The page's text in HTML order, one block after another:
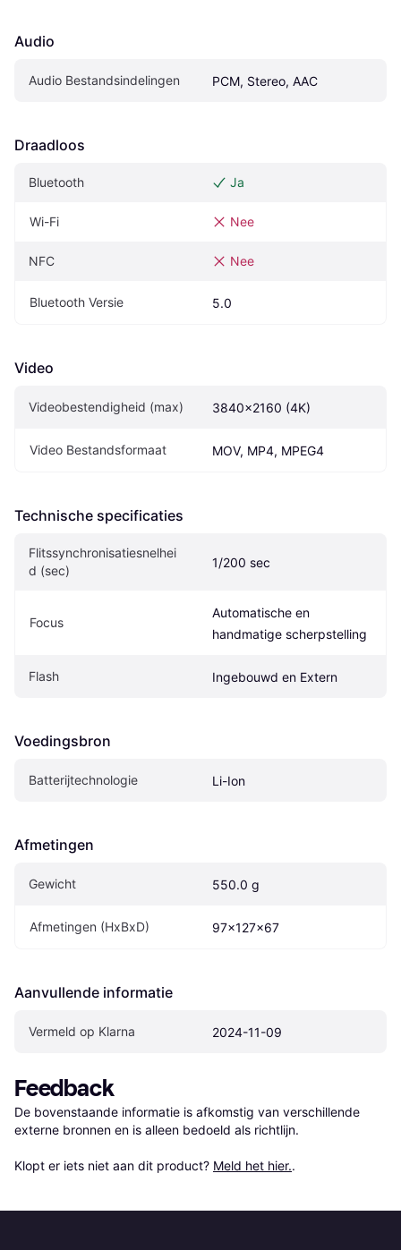
Audio
Audio Bestandsindelingen PCM, Stereo, AAC
Draadloos
Bluetooth Ja
Wi-Fi Nee
NFC Nee
Bluetooth Versie 5.0
Video
Videobestendigheid (max) 3840x2160 (4K)
Video Bestandsformaat MOV, MP4, MPEG4
Technische specificaties
Flitssynchronisatiesnelhei
d (sec)
1/200 sec
Focus
Automatische en
handmatige scherpstelling
Flash Ingebouwd en Extern
Voedingsbron
Batterijtechnologie Li-Ion
Afmetingen
Gewicht 550.0 g
Afmetingen (HxBxD) 97x127x67
Aanvullende informatie
Vermeld op Klarna 2024-11-09
Feedback
De bovenstaande informatie is afkomstig van verschillende
externe bronnen en is alleen bedoeld als richtlijn.
Klopt er iets niet aan dit product? Meld het hier..